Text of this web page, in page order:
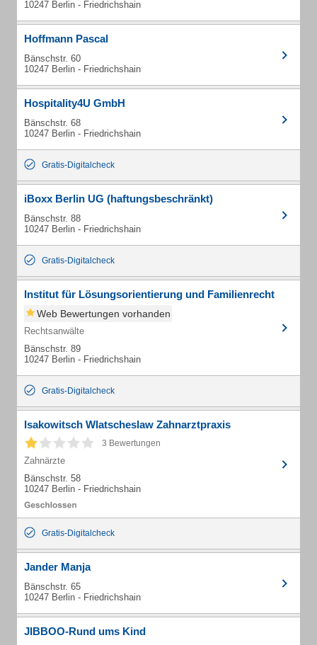
10247 Berlin - Friedrichshain
Hoffmann Pascal
Bänschstr. 60
10247 Berlin - Friedrichshain
Hospitality4U GmbH
Bänschstr. 68
10247 Berlin - Friedrichshain
Gratis-Digitalcheck
iBoxx Berlin UG (haftungsbeschränkt)
Bänschstr. 88
10247 Berlin - Friedrichshain
Gratis-Digitalcheck
Institut für Lösungsorientierung und Familienrecht
Web Bewertungen vorhanden
Rechtsanwälte
Bänschstr. 89
10247 Berlin - Friedrichshain
Gratis-Digitalcheck
Isakowitsch Wlatscheslaw Zahnarztpraxis
3 Bewertungen
Zahnärzte
Bänschstr. 58
10247 Berlin - Friedrichshain
Gratis-Digitalcheck
Jander Manja
Bänschstr. 65
10247 Berlin - Friedrichshain
JIBBOO-Rund ums Kind